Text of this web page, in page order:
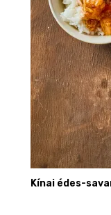
Kínai édes-